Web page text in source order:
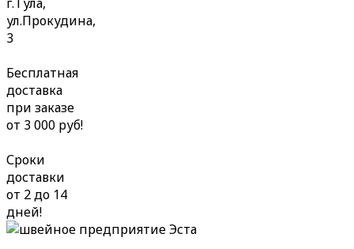
ул.Прокудина,
3
Бесплатная
доставка
при заказе
от 3 000 руб!
Сроки
доставки
от 2 до 14
дней!